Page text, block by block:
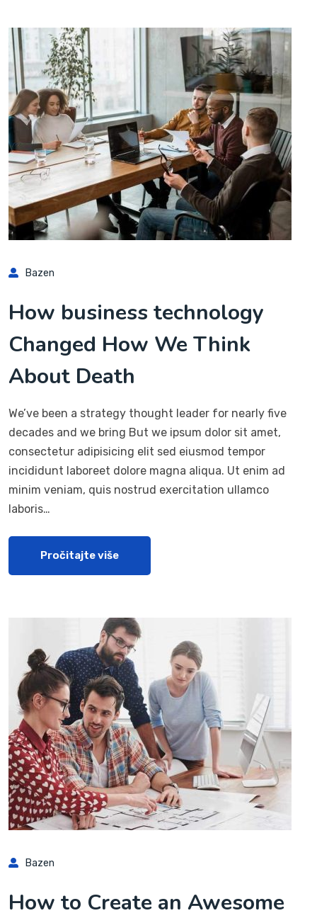
Bazen
How business technology
Changed How We Think
About Death
We’ve been a strategy thought leader for nearly five
decades and we bring But we ipsum dolor sit amet,
consectetur adipisicing elit sed eiusmod tempor
incididunt laboreet dolore magna aliqua. Ut enim ad
minim veniam, quis nostrud exercitation ullamco
laboris…
Pročitajte više
Bazen
How to Create an Awesome